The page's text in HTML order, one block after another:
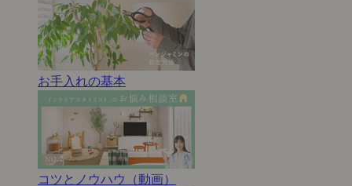
お手入れの基本
コツとノウハウ（動画）